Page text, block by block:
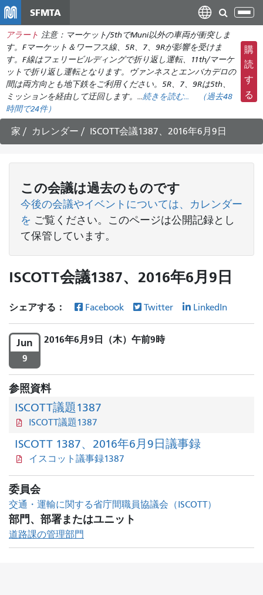
ン
コ
ン
テ
に
移
SFMTA
ナ
ゲ
ー
シ
ョ
ン
の
り
替
アラート 注意：マーケット/5thでMuni以外の車両が衝突しま
す。Fマーケット＆ワーフス線、5R、7、9Rが影響を受けま
す。F線はフェリービルディングで折り返し運転、11th/マーケ
ットで折り返し運転となります。ヴァンネスとエンバカデロの
間は両方向とも地下鉄をご利用ください。5R、7、9Rは5th、
ミッションを経由して迂回します。...続きを読む... （過去48
時間で24件）
購
読
す
る
家 カレンダー ISCOTT会議1387、2016年6月9日
この会議は過去のものです
今後の会議やイベントについては、カレンダー
を ご覧ください。このページは公開記録とし
て保管しています。
ISCOTT会議1387、2016年6月9日
シェアする： Facebook Twitter LinkedIn
Jun
9
2016年6月9日（木）午前9時
参照資料
ISCOTT議題1387
ISCOTT議題1387
ISCOTT 1387、2016年6月9日議事録
イスコット議事録1387
委員会
交通・運輸に関する省庁間職員協議会（ISCOTT）
部門、部署またはユニット
道路課の管理部門